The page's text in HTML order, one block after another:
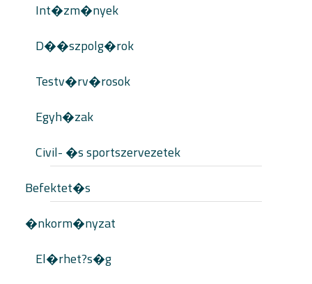
Int�zm�nyek
D��szpolg�rok
Testv�rv�rosok
Egyh�zak
Civil- �s sportszervezetek
Befektet�s
�nkorm�nyzat
El�rhet?s�g